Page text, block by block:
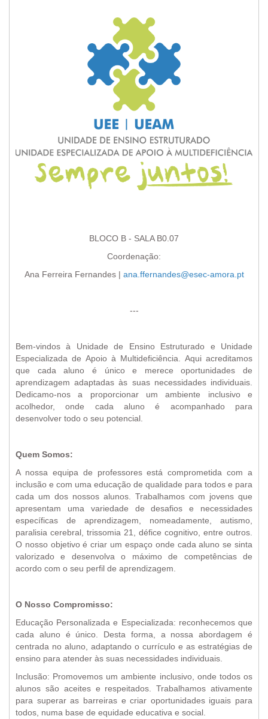
BLOCO B - SALA B0.07
Coordenação:
Ana Ferreira Fernandes | ana.ffernandes@esec-amora.pt
---
Bem-vindos à Unidade de Ensino Estruturado e Unidade
Especializada de Apoio à Multideficiência. Aqui acreditamos
que cada aluno é único e merece oportunidades de
aprendizagem adaptadas às suas necessidades individuais.
Dedicamo-nos a proporcionar um ambiente inclusivo e
acolhedor, onde cada aluno é acompanhado para
desenvolver todo o seu potencial.
Quem Somos:
A nossa equipa de professores está comprometida com a
inclusão e com uma educação de qualidade para todos e para
cada um dos nossos alunos. Trabalhamos com jovens que
apresentam uma variedade de desafios e necessidades
específicas de aprendizagem, nomeadamente, autismo,
paralisia cerebral, trissomia 21, défice cognitivo, entre outros.
O nosso objetivo é criar um espaço onde cada aluno se sinta
valorizado e desenvolva o máximo de competências de
acordo com o seu perfil de aprendizagem.
O Nosso Compromisso:
Educação Personalizada e Especializada: reconhecemos que
cada aluno é único. Desta forma, a nossa abordagem é
centrada no aluno, adaptando o currículo e as estratégias de
ensino para atender às suas necessidades individuais.
Inclusão: Promovemos um ambiente inclusivo, onde todos os
alunos são aceites e respeitados. Trabalhamos ativamente
para superar as barreiras e criar oportunidades iguais para
todos, numa base de equidade educativa e social.